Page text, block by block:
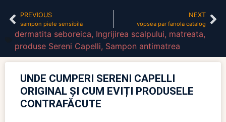
PREVIOUS
sampon piele sensibila
NEXT
vopsea par fanola catalog
dermatita seboreica, Ingrijirea scalpului, matreata,
produse Sereni Capelli, Sampon antimatrea
UNDE CUMPERI SERENI CAPELLI
ORIGINAL ȘI CUM EVIȚI PRODUSELE
CONTRAFĂCUTE